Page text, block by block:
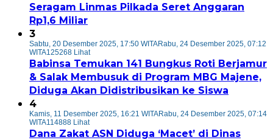
Seragam Linmas Pilkada Seret Anggaran
Rp1,6 Miliar
3
Sabtu, 20 Desember 2025, 17:50 WITARabu, 24 Desember 2025, 07:12
WITA125268 Lihat
Babinsa Temukan 141 Bungkus Roti Berjamur
& Salak Membusuk di Program MBG Majene,
Diduga Akan Didistribusikan ke Siswa
4
Kamis, 11 Desember 2025, 16:21 WITARabu, 24 Desember 2025, 07:14
WITA114888 Lihat
Dana Zakat ASN Diduga ‘Macet’ di Dinas